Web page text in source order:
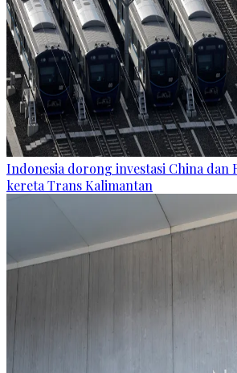
Indonesia dorong investasi China dan
kereta Trans Kalimantan